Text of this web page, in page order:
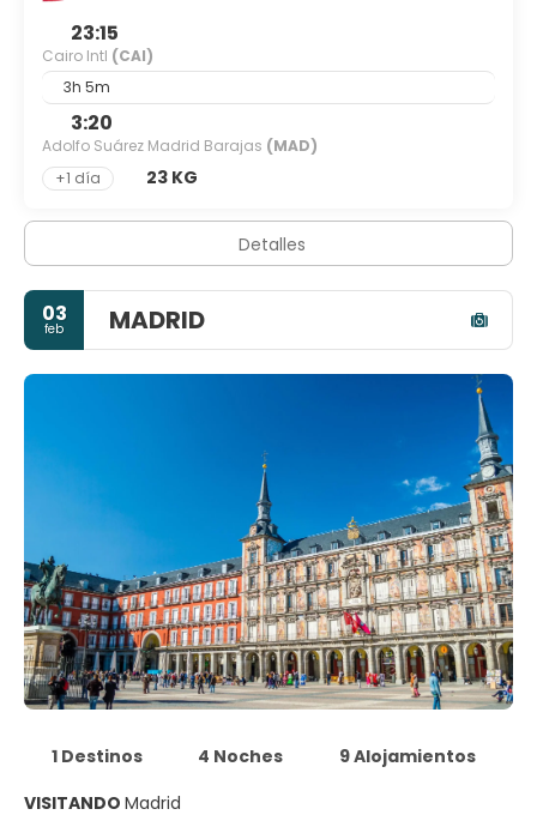
23:15
Cairo Intl (CAI)
3h 5m
3:20
Adolfo Suárez Madrid Barajas (MAD)
+1 día
23 KG
Detalles
03
feb MADRID
1 Destinos 4 Noches
9 Alojamientos
VISITANDO Madrid